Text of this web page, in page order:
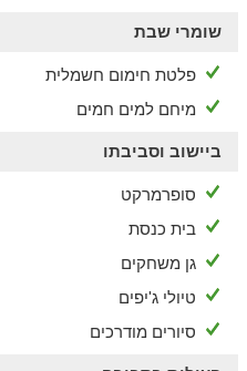
שומרי שבת
פלטת חימום חשמלית
מיחם למים חמים
ביישוב וסביבתו
סופרמרקט
בית כנסת
גן משחקים
טיולי ג'יפים
סיורים מודרכים